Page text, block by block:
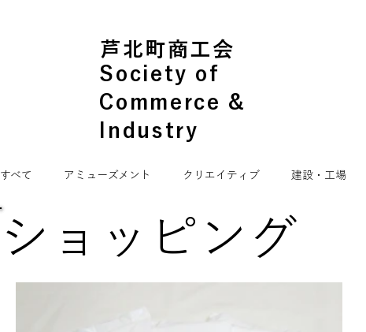
芦北町商工会
Society of
Commerce &
Industry
すべて アミューズメント クリエイティブ 建設・工場
ショッピング